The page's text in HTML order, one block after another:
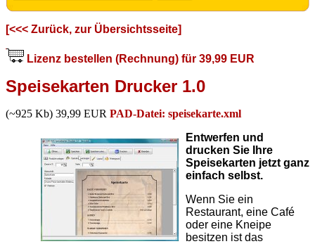
[<<< Zurück, zur Übersichtsseite]
Lizenz bestellen (Rechnung) für 39,99 EUR
Speisekarten Drucker 1.0
(~925 Kb) 39,99 EUR PAD-Datei: speisekarte.xml
Entwerfen und
drucken Sie Ihre
Speisekarten jetzt ganz
einfach selbst.
Wenn Sie ein
Restaurant, eine Café
oder eine Kneipe
besitzen ist das